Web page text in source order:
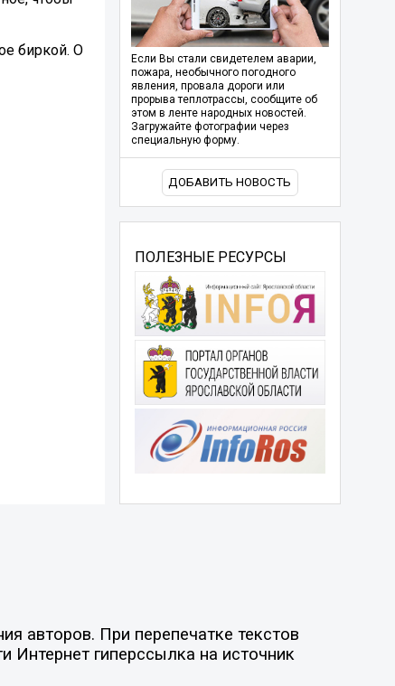
биркой. О
Если Вы стали свидетелем аварии,
пожара, необычного погодного
явления, провала дороги или
прорыва теплотрассы, сообщите об
этом в ленте народных новостей.
Загружайте фотографии через
специальную форму.
ДОБАВИТЬ НОВОСТЬ
ПОЛЕЗНЫЕ РЕСУРСЫ
авторов. При перепечатке текстов
Интернет гиперссылка на источник